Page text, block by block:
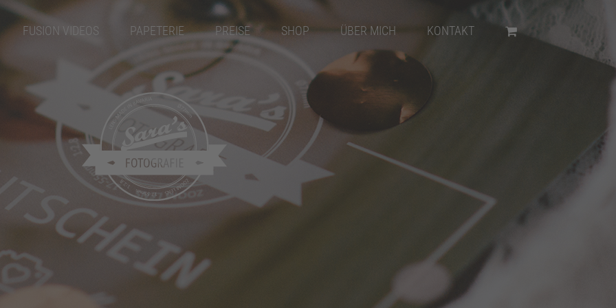
FUSION VIDEOS PAPETERIE PREISE SHOP ÜBER MICH KONTAKT